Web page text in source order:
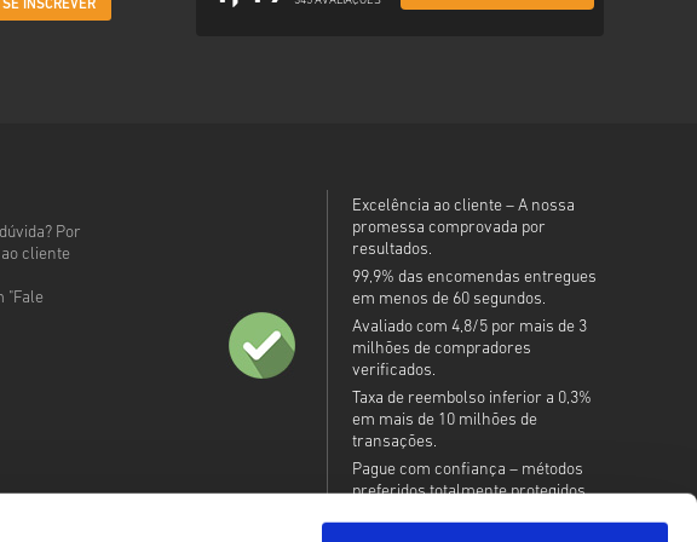
SE INSCREVER
Por
cliente
"Fale
Excelência ao cliente – A nossa
promessa comprovada por
resultados.
99,9% das encomendas entregues
em menos de 60 segundos.
Avaliado com 4,8/5 por mais de 3
milhões de compradores
verificados.
Taxa de reembolso inferior a 0,3%
em mais de 10 milhões de
transações.
Pague com confiança – métodos
preferidos totalmente protegidos.